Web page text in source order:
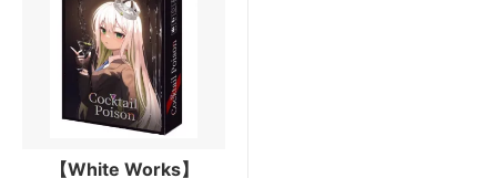
【White Works】